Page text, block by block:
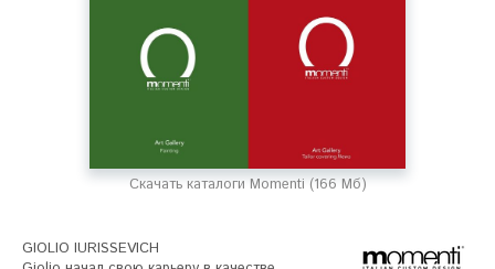
Скачать каталоги Momenti (166 Мб)
GIOLIO IURISSEVICH